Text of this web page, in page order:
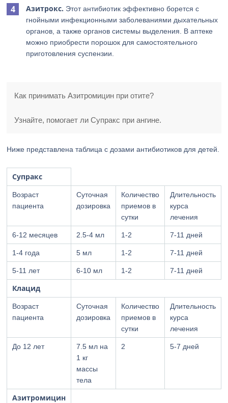
Азитрокс. Этот антибиотик эффективно борется с
гнойными инфекционными заболеваниями дыхательных
органов, а также органов системы выделения. В аптеке
можно приобрести порошок для самостоятельного
приготовления суспензии.
Как принимать Азитромицин при отите?
Узнайте, помогает ли Супракс при ангине.
Ниже представлена таблица с дозами антибиотиков для детей.
Супракс
Возраст
пациента
Суточная
дозировка
Количество
приемов в
сутки
Длительность
курса
лечения
6-12 месяцев 2.5-4 мл 1-2 7-11 дней
1-4 года 5 мл 1-2 7-11 дней
5-11 лет 6-10 мл 1-2 7-11 дней
Клацид
Возраст
пациента
Суточная
дозировка
Количество
приемов в
сутки
Длительность
курса
лечения
До 12 лет
7.5 мл на
1 кг
массы
тела
2 5-7 дней
Азитромицин